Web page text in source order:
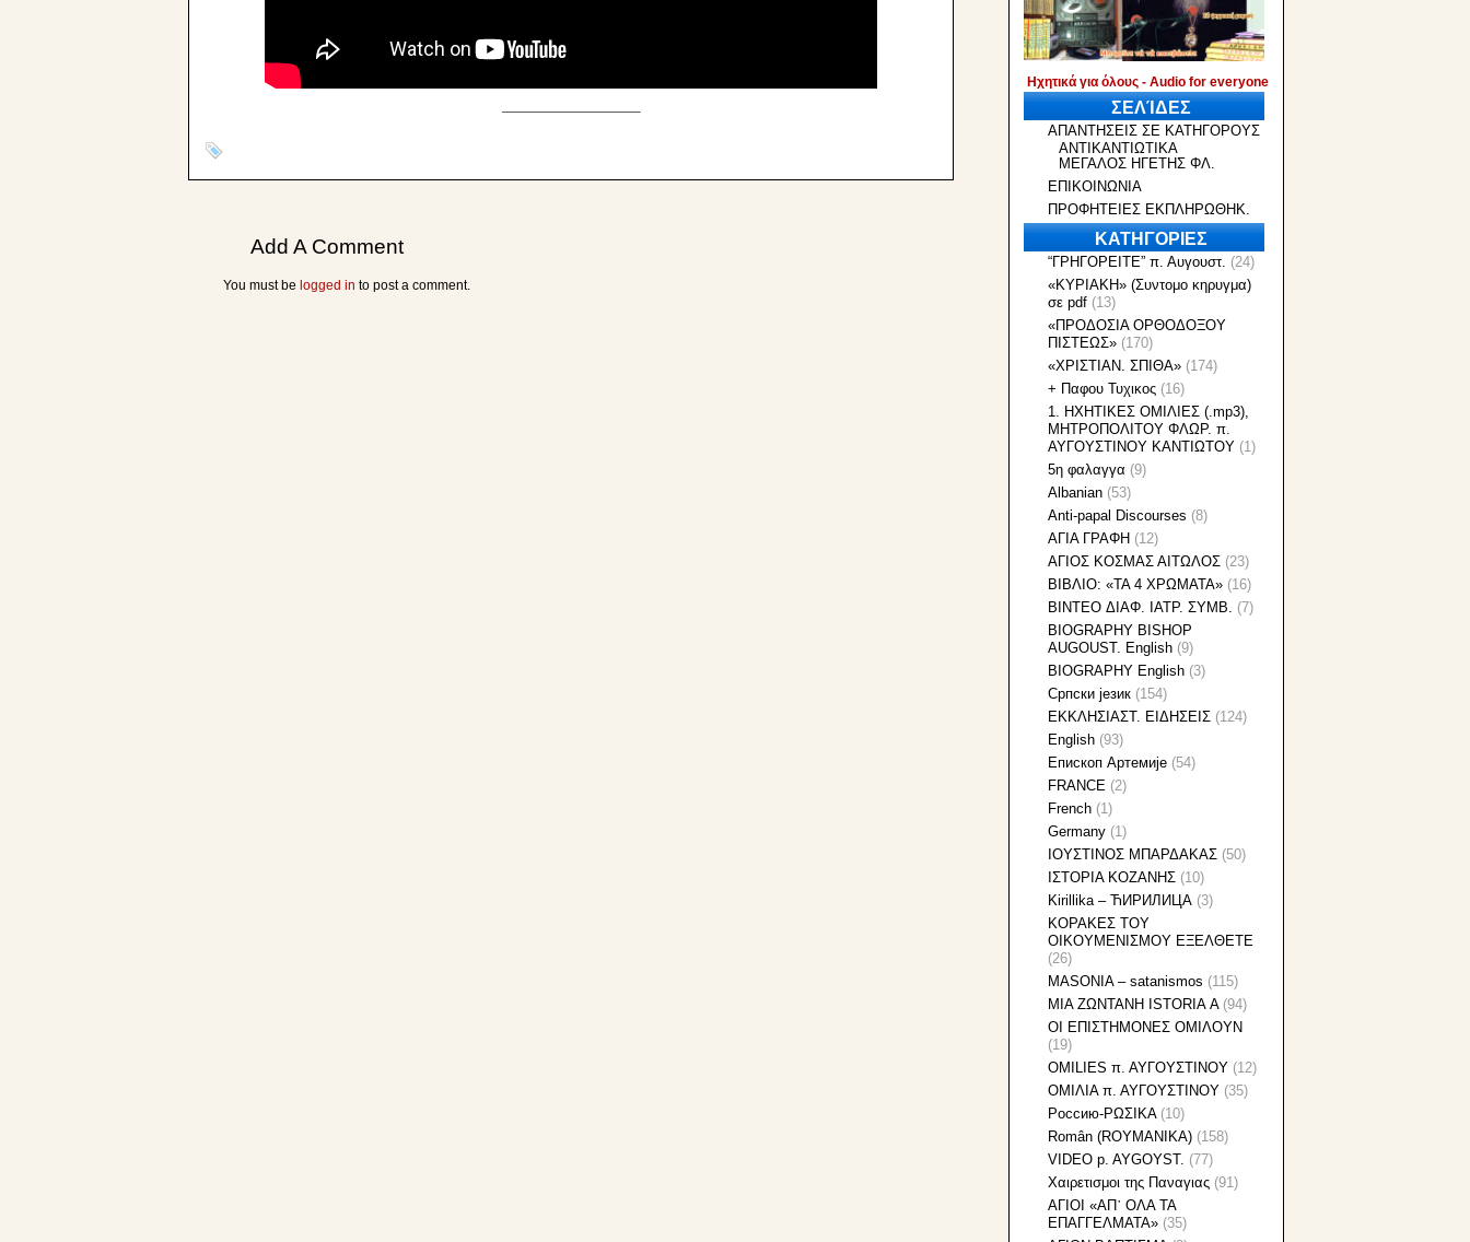
Ηχητικά για όλους - Audio for everyone
ΣΕΛΊΔΕΣ
ΑΠΑΝΤΗΣΕΙΣ ΣΕ ΚΑΤΗΓΟΡΟΥΣ
ΑΝΤΙΚΑΝΤΙΩΤΙΚΑ
ΜΕΓΑΛΟΣ ΗΓΕΤΗΣ ΦΛ.
ΕΠΙΚΟΙΝΩΝΙΑ
ΠΡΟΦΗΤΕΙΕΣ ΕΚΠΛΗΡΩΘΗΚ.
ΚΑΤΗΓΟΡΙΕΣ
“ΓΡΗΓΟΡΕΙΤΕ” π. Αυγουστ. (24)
«KΥΡΙΑΚΗ» (Συντομο κηρυγμα)
σε pdf (13)
«ΠΡΟΔΟΣΙΑ ΟΡΘΟΔΟΞΟΥ
ΠΙΣΤΕΩΣ» (170)
«ΧΡΙΣΤΙΑΝ. ΣΠΙΘΑ» (174)
+ Παφου Τυχικος (16)
1. HXHTIKEΣ ΟΜΙΛΙΕΣ (.mp3),
ΜΗΤΡΟΠΟΛΙΤΟΥ ΦΛΩΡ. π.
ΑΥΓΟΥΣΤΙΝΟΥ ΚΑΝΤΙΩΤΟΥ (1)
5η φαλαγγα (9)
Albanian (53)
Anti-papal Discourses (8)
AΓΙΑ ΓΡΑΦΗ (12)
AΓΙΟΣ ΚΟΣΜΑΣ ΑΙΤΩΛΟΣ (23)
BIBΛΙΟ: «ΤΑ 4 ΧΡΩΜΑΤΑ» (16)
BINTEO ΔΙΑΦ. ΙΑΤΡ. ΣΥΜΒ.
(7)
BIOGRAPHY BISHOP
AUGOUST. English (9)
BIOGRAPHY English (3)
Cрпски језик (154)
EKKΛΗΣΙΑΣΤ. ΕΙΔΗΣΕΙΣ (124)
English (93)
Eпископ Артемије (54)
FRANCE (2)
French (1)
Germany (1)
IOYΣΤΙΝΟΣ ΜΠΑΡΔΑΚΑΣ (50)
IΣTOPIA KOZANHΣ (10)
Kirillika – ЋИРИЛИЦА (3)
KOΡΑΚΕΣ ΤΟΥ
ΟΙΚΟΥΜΕΝΙΣΜΟΥ ΕΞΕΛΘΕΤΕ
(26)
MASONIA – satanismos (115)
MIA ZΩNTANH ISTORIA Α(94)
OI EΠIΣTHMONEΣ OMIΛOYN
(19)
OMILIES π. ΑΥΓΟΥΣΤΙΝΟΥ (12)
OMIΛΙΑ π. ΑΥΓΟΥΣΤΙΝΟΥ (35)
Pоссию-ΡΩΣΙΚΑ(10)
Român (ROYMANIKA) (158)
VIDEO p. AYGOYST. (77)
Xαιρετισμοι της Παναγιας (91)
ΑΓΙΟΙ «ΑΠ᾽ ΟΛΑ ΤΑ
ΕΠΑΓΓΕΛΜΑΤΑ» (35)
——————————–
Add A Comment
You must be logged in to post a comment.